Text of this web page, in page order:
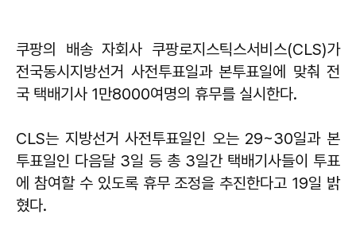
쿠팡의 배송 자회사 쿠팡로지스틱스서비스(CLS)가
전국동시지방선거 사전투표일과 본투표일에 맞춰 전
국 택배기사 1만8000여명의 휴무를 실시한다.
CLS는 지방선거 사전투표일인 오는 29~30일과 본
투표일인 다음달 3일 등 총 3일간 택배기사들이 투표
에 참여할 수 있도록 휴무 조정을 추진한다고 19일 밝
혔다.